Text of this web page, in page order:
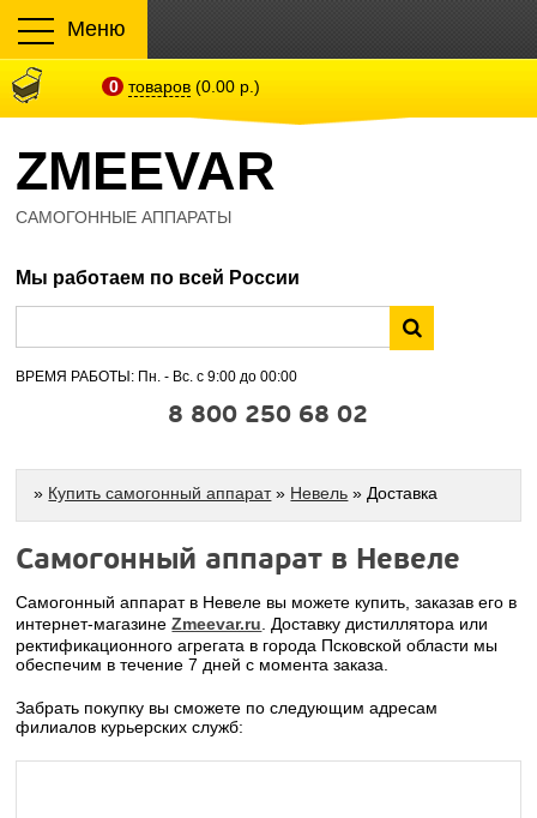
Меню
0 товаров (0.00 р.)
ZMEEVAR
САМОГОННЫЕ АППАРАТЫ
Мы работаем по всей России
ВРЕМЯ РАБОТЫ: Пн. - Вс. с 9:00 до 00:00
8 800 250 68 02
» Купить самогонный аппарат» Невель » Доставка
Самогонный аппарат в Невеле
Самогонный аппарат в Невеле вы можете купить, заказав его в
интернет-магазинеZmeevar.ru . Доставку дистиллятора или
ректификационного агрегата в города Псковской области мы
обеспечим в течение 7 дней с момента заказа.
Забрать покупку вы сможете по следующим адресам
филиалов курьерских служб: